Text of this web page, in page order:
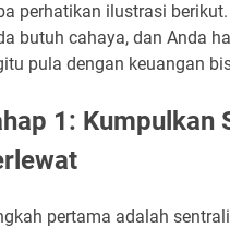
perhatikan ilustrasi
butuh cahaya, dan Anda
pula dengan keuangan
1: Kumpulkan
pertama adalah